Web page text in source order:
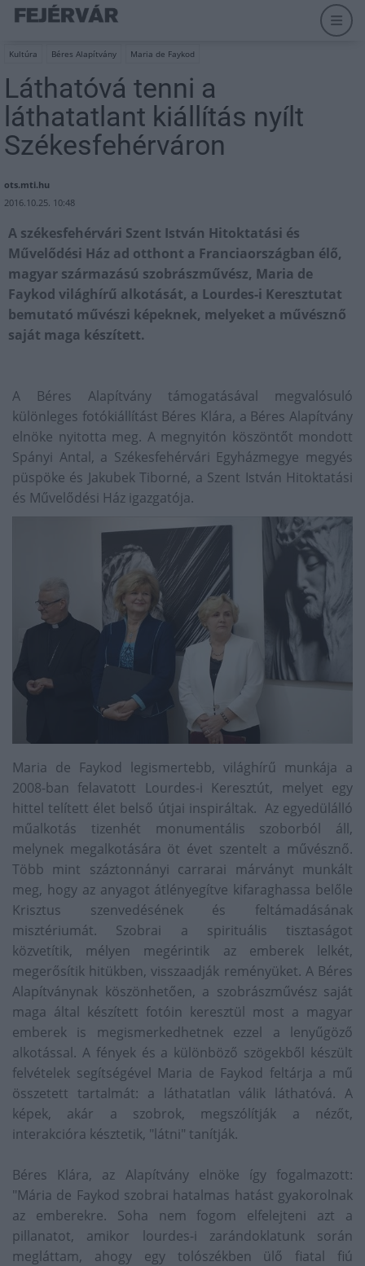
Kultúra Béres Alapítvány Maria de Faykod
Láthatóvá tenni a
láthatatlant kiállítás nyílt
Székesfehérváron
ots.mti.hu
2016.10.25. 10:48
A székesfehérvári Szent István Hitoktatási és
Művelődési Ház ad otthont a Franciaországban élő,
magyar származású szobrászművész, Maria de
Faykod világhírű alkotását, a Lourdes-i Keresztutat
bemutató művészi képeknek, melyeket a művésznő
saját maga készített.
A Béres Alapítvány támogatásával megvalósuló
különleges fotókiállítást Béres Klára, a Béres Alapítvány
elnöke nyitotta meg. A megnyitón köszöntőt mondott
Spányi Antal, a Székesfehérvári Egyházmegye megyés
püspöke és Jakubek Tiborné, a Szent István Hitoktatási
és Művelődési Ház igazgatója.
Maria de Faykod legismertebb, világhírű munkája a
2008-ban felavatott Lourdes-i Keresztút, melyet egy
hittel telített élet belső útjai inspiráltak. Az egyedülálló
műalkotás tizenhét monumentális szoborból áll,
melynek megalkotására öt évet szentelt a művésznő.
Több mint száztonnányi carrarai márványt munkált
meg, hogy az anyagot átlényegítve kifaraghassa belőle
Krisztus szenvedésének és feltámadásának
misztériumát. Szobrai a spirituális tisztaságot
közvetítik, mélyen megérintik az emberek lelkét,
megerősítik hitükben, visszaadják reményüket. A Béres
Alapítványnak köszönhetően, a szobrászművész saját
maga által készített fotóin keresztül most a magyar
emberek is megismerkedhetnek ezzel a lenyűgöző
alkotással. A fények és a különböző szögekből készült
felvételek segítségével Maria de Faykod feltárja a mű
összetett tartalmát: a láthatatlan válik láthatóvá. A
képek, akár a szobrok, megszólítják a nézőt,
interakcióra késztetik, "látni" tanítják.
Béres Klára, az Alapítvány elnöke így fogalmazott:
"Mária de Faykod szobrai hatalmas hatást gyakorolnak
az emberekre. Soha nem fogom elfelejteni azt a
pillanatot, amikor lourdes-i zarándoklatunk során
megláttam, ahogy egy tolószékben ülő fiatal fiú